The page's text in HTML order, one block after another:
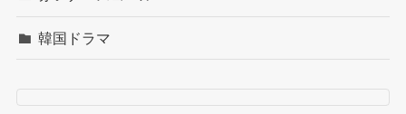
韓国ドラマ